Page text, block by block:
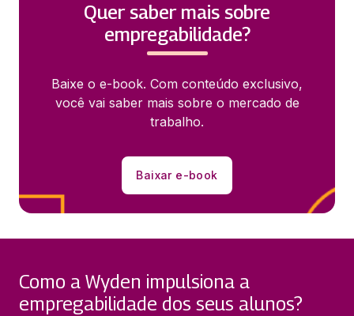
Quer saber mais sobre
empregabilidade?
Baixe o e-book. Com conteúdo exclusivo,
você vai saber mais sobre o mercado de
trabalho.
Baixar e-book
Como a Wyden impulsiona a
empregabilidade dos seus alunos?